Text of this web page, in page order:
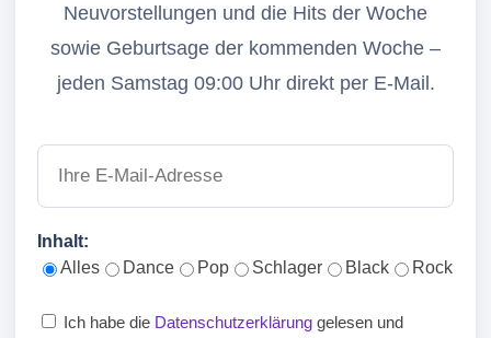
Neuvorstellungen und die Hits der Woche
sowie Geburtsage der kommenden Woche –
jeden Samstag 09:00 Uhr direkt per E-Mail.
Inhalt:
Alles
Dance Pop Schlager Black Rock
Ich habe die Datenschutzerklärung gelesen und